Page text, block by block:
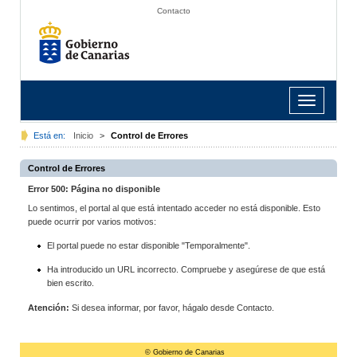
Contacto
Toggle
navigation
Está en: Inicio > Control de Errores
Control de Errores
Error 500: Página no disponible
Lo sentimos, el portal al que está intentado acceder no está disponible. Esto
puede ocurrir por varios motivos:
El portal puede no estar disponible "Temporalmente".
Ha introducido un URL incorrecto. Compruebe y asegúrese de que está
bien escrito.
Atención: Si desea informar, por favor, hágalo desde Contacto.
© Gobierno de Canarias